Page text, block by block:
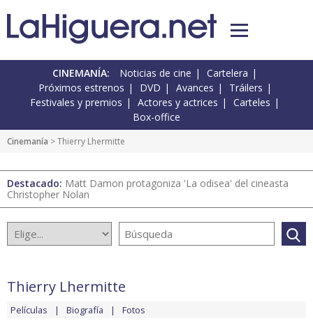
CINEMANÍA: Noticias de cine
Cartelera
Próximos estrenos
DVD Avances
Tráilers
Festivales y premios
Actores y actrices
Carteles
Box-office
Cinemanía > Thierry Lhermitte
Destacado: Matt Damon protagoniza 'La odisea' del cineasta
Christopher Nolan
Thierry Lhermitte
Películas Biografía Fotos